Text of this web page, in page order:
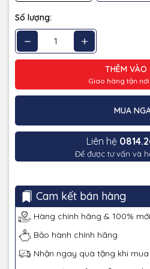
Số lượng:
THÊM VÀO
Giao hàng tận
MUA
Liên hệ
Để được tư vấn và
Cam kết bán hàng
Hàng chính hãng & 100% mới
Bảo hành chính hãng
Nhận ngay quà tặng khi